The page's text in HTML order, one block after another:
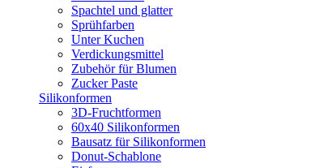
Spachtel und glatter
Sprühfarben
Unter Kuchen
Verdickungsmittel
Zubehör für Blumen
Zucker Paste
Silikonformen
3D-Fruchtformen
60x40 Silikonformen
Bausatz für Silikonformen
Donut-Schablone